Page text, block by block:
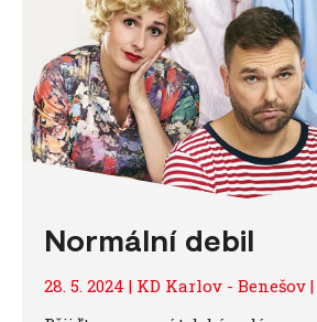
Normální debil
28. 5. 2024 | KD Karlov - Benešov |